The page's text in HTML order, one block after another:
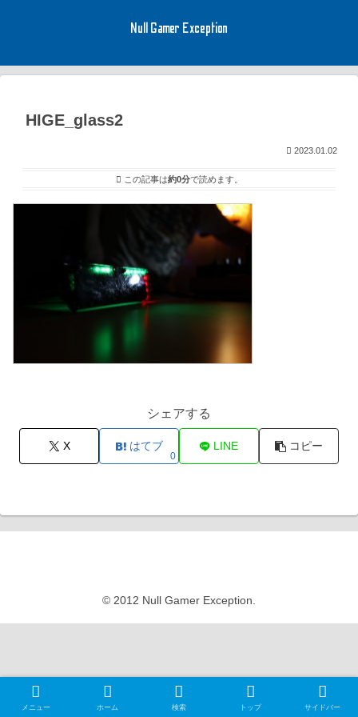
Null Gamer Exception
HIGE_glass2
2023.01.02
この記事は約0分で読めます。
シェアする
X はてブ
0
LINE コピー
© 2012 Null Gamer Exception.
メニュー ホーム 検索 トップ サイドバー